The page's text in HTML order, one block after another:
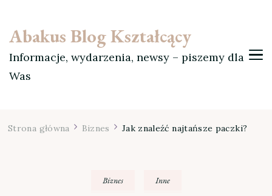
Abakus Blog Kształcący
Informacje, wydarzenia, newsy – piszemy dla
Was
Strona główna Biznes Jak znaleźć najtańsze paczki?
Biznes Inne